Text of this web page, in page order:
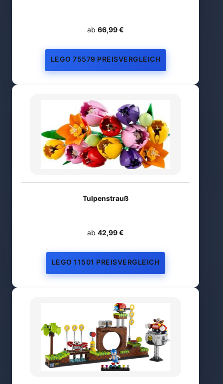
ab 66,99 €
LEGO 75579 PREISVERGLEICH
Tulpenstrauß
ab 42,99 €
LEGO 11501 PREISVERGLEICH